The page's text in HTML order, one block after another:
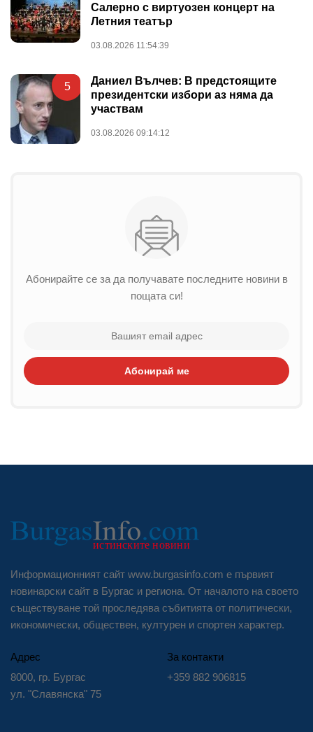
Салерно с виртуозен концерт на
Летния театър
03.08.2026 11:54:39
5
Даниел Вълчев: В предстоящите
президентски избори аз няма да
участвам
03.08.2026 09:14:12
Абонирайте се за да получавате последните новини в
пощата си!
Абонирай ме
Информационният сайт www.burgasinfo.com е първият
новинарски сайт в Бургас и региона. От началото на своето
съществуване той проследява събитията от политически,
икономически, обществен, културен и спортен характер.
Адрес
8000, гр. Бургас
ул. "Славянска" 75
За контакти
+359 882 906815